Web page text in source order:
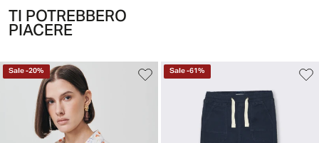
TI POTREBBERO
PIACERE
Sale-20% Sale-61%